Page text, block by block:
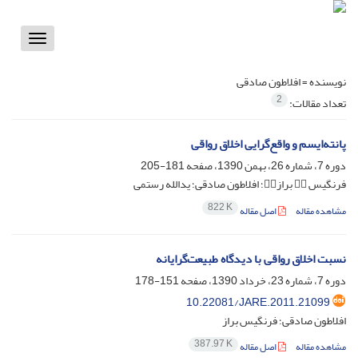
Toggle
نویسنده =افلاطون صادقی
تعداد مقالات: 2
پانته‌ایسم و واقع‌گرایی اخلاق رواقی
دوره 7، شماره 26، بهمن 1390، صفحه
181-205
فرنگیس  براز؛ افلاطون صادقی؛ یدالله رستمی
مشاهده مقاله اصل مقاله 822 K
نسبت اخلاق رواقی با دیدگاه طبیعت‌گرایانه
دوره 7، شماره 23، خرداد 1390، صفحه
151-178
10.22081/JARE.2011.21099
افلاطون صادقی؛ فرنگیس براز
مشاهده مقاله اصل مقاله 387.97 K